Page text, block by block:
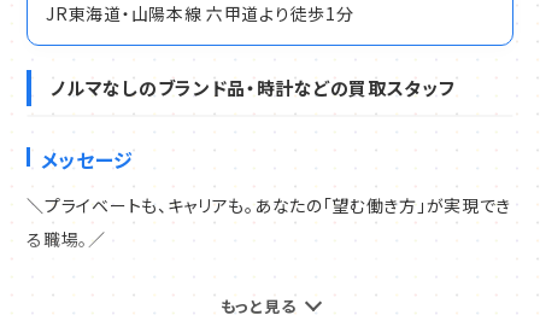
JR東海道・山陽本線 六甲道より徒歩1分
ノルマなしのブランド品・時計などの買取スタッフ
メッセージ
＼プライベートも、キャリアも。あなたの「望む働き方」が実現でき
る職場。／
▼働きやすさもしっかり確保もっと見る